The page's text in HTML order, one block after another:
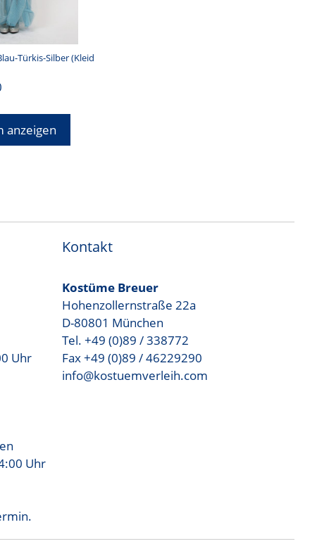
Türkis-Silber (Kleid
anzeigen
Uhr
Uhr
Kontakt
Kostüme Breuer
Hohenzollernstraße 22a
D-80801 München
Tel. +49 (0)89 / 338772
Fax +49 (0)89 / 46229290
info@kostuemverleih.com